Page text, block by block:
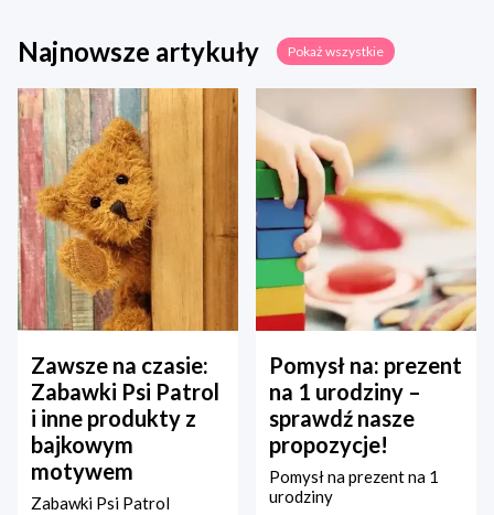
Najnowsze artykuły Pokaż wszystkie
Zawsze na czasie:
Zabawki Psi Patrol
i inne produkty z
bajkowym
motywem
Zabawki Psi Patrol
Pomysł na: prezent
na 1 urodziny –
sprawdź nasze
propozycje!
Pomysł na prezent na 1
urodziny